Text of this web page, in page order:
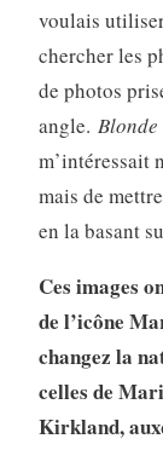
voulais
chercher les
de photos
angle. Blonde
m’intéressait
mais de
en la basant
Ces images
de l’icône
changez la
celles de
Kirkland,